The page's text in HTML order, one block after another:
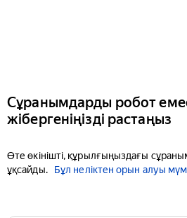
Сұранымдарды робот
жібергеніңізді растаңыз
Өте өкінішті, құрылғыңыздағы
ұқсайды.
Бұл неліктен орын алуы